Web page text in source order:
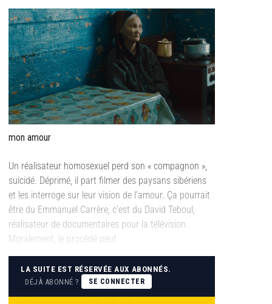
mon amour
Un réalisateur homosexuel perd son « compagnon »,
suicidé. Déprimé, il part filmer des paysans sibériens
et les interroge sur leur vision de l’amour. Ça pourrait
être du Emmanuel Carrère, c’est du David Teboul,
réalisateur de documentaires pour la télévision.
Moralement, le procédé peut
LA SUITE EST RÉSERVÉE AUX ABONNÉS.
DÉJÀ ABONNÉ ?
SE CONNECTER